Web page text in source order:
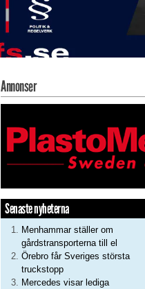
Annonser
Senaste nyheterna
Menhammar ställer om
gårdstransporterna till el
Örebro får Sveriges största
truckstopp
Mercedes visar lediga